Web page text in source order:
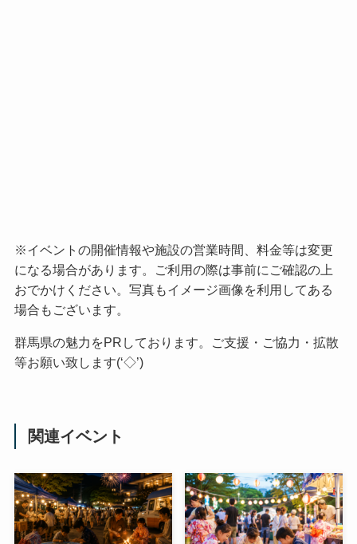
※イベントの開催情報や施設の営業時間、料金等は変更
になる場合があります。ご利用の際は事前にご確認の上
おでかけください。写真もイメージ画像を利用してある
場合もございます。
群馬県の魅力をPRしております。ご支援・ご協力・拡散
等お願い致します(‘◇’)ゞ
関連イベント